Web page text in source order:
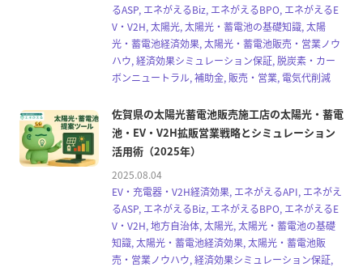
るASP, エネがえるBiz, エネがえるBPO, エネがえるE
V・V2H, 太陽光, 太陽光・蓄電池の基礎知識, 太陽
光・蓄電池経済効果, 太陽光・蓄電池販売・営業ノウ
ハウ, 経済効果シミュレーション保証, 脱炭素・カー
ボンニュートラル, 補助金, 販売・営業, 電気代削減
佐賀県の太陽光蓄電池販売施工店の太陽光・蓄電
池・EV・V2H拡販営業戦略とシミュレーション
活用術（2025年）
2025.08.04
EV・充電器・V2H経済効果, エネがえるAPI, エネがえ
るASP, エネがえるBiz, エネがえるBPO, エネがえるE
V・V2H, 地方自治体, 太陽光, 太陽光・蓄電池の基礎
知識, 太陽光・蓄電池経済効果, 太陽光・蓄電池販
売・営業ノウハウ, 経済効果シミュレーション保証,